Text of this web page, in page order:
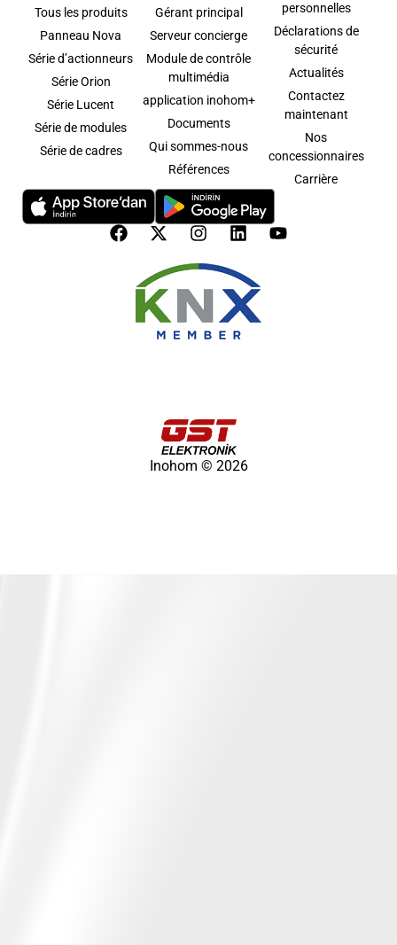
Tous les produits
Panneau Nova
Série d’actionneurs
Série Orion
Série Lucent
Série de modules
Série de cadres
Gérant principal
Serveur concierge
Module de contrôle
multimédia
application inohom+
Documents
Qui sommes-nous
Références
personnelles
Déclarations de
sécurité
Actualités
Contactez
maintenant
Nos
concessionnaires
Carrière
Inohom © 2026